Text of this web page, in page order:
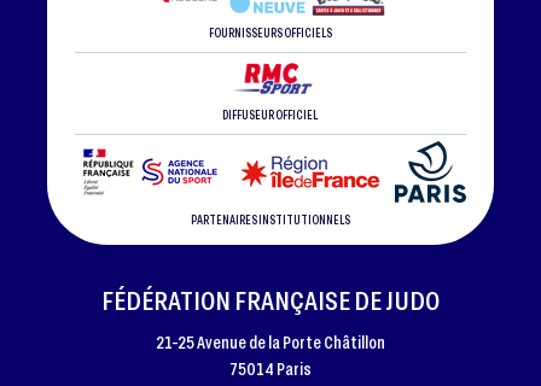
FOURNISSEURS OFFICIELS
DIFFUSEUR OFFICIEL
PARTENAIRES INSTITUTIONNELS
FÉDÉRATION FRANÇAISE DE JUDO
21-25 Avenue de la Porte Châtillon
75014 Paris